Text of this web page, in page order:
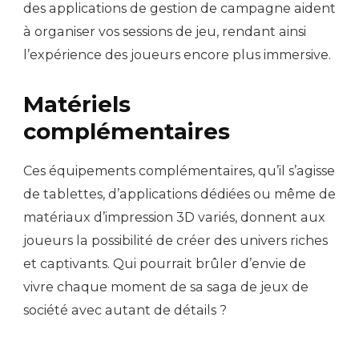
des applications de gestion de campagne aident
à organiser vos sessions de jeu, rendant ainsi
l’expérience des joueurs encore plus immersive.
Matériels
complémentaires
Ces équipements complémentaires, qu’il s’agisse
de tablettes, d’applications dédiées ou même de
matériaux d’impression 3D variés, donnent aux
joueurs la possibilité de créer des univers riches
et captivants. Qui pourrait brûler d’envie de
vivre chaque moment de sa saga de jeux de
société avec autant de détails ?